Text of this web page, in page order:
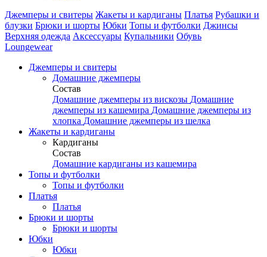
Джемперы и свитеры Жакеты и кардиганы Платья Рубашки и
блузки Брюки и шорты Юбки Топы и футболки Джинсы
Верхняя одежда Аксесcуары Купальники Обувь
Loungewear
Джемперы и свитеры
Домашние джемперы
Состав
Домашние джемперы из вискозы Домашние
джемперы из кашемира Домашние джемперы из
хлопка Домашние джемперы из шелка
Жакеты и кардиганы
Кардиганы
Состав
Домашние кардиганы из кашемира
Топы и футболки
Топы и футболки
Платья
Платья
Брюки и шорты
Брюки и шорты
Юбки
Юбки